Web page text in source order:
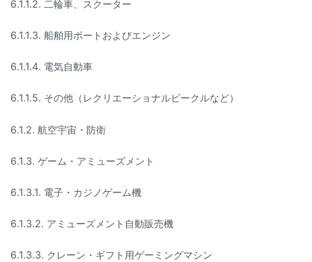
6.1.1.2. 二輪車、スクーター
6.1.1.3. 船舶用ボートおよびエンジン
6.1.1.4. 電気自動車
6.1.1.5. その他（レクリエーショナルビークルなど）
6.1.2. 航空宇宙・防衛
6.1.3. ゲーム・アミューズメント
6.1.3.1. 電子・カジノゲーム機
6.1.3.2. アミューズメント自動販売機
6.1.3.3. クレーン・ギフト用ゲーミングマシン